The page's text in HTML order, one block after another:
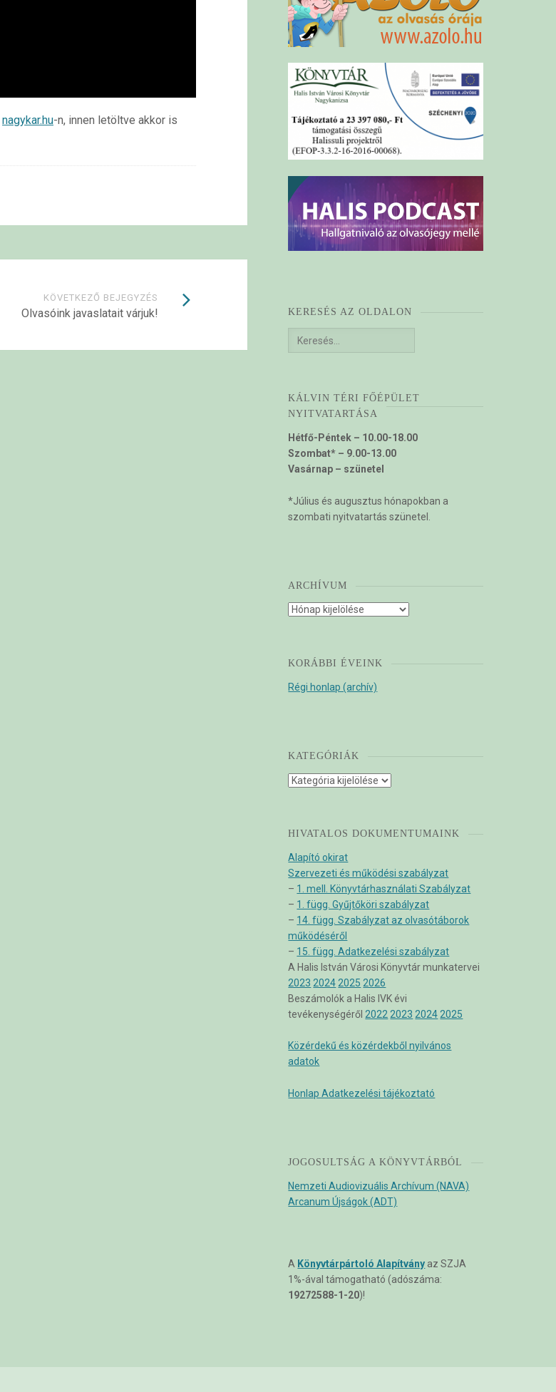
nagykar.hu-n, innen letöltve akkor is
KÖVETKEZŐ BEJEGYZÉS
Olvasóink javaslatait várjuk! KERESÉS AZ OLDALON
Keresés:
KÁLVIN TÉRI FŐÉPÜLET
NYITVATARTÁSA
Hétfő-Péntek – 10.00-18.00
Szombat* – 9.00-13.00
Vasárnap – szünetel
*Július és augusztus hónapokban a
szombati nyitvatartás szünetel.
ARCHÍVUM
Archívum
KORÁBBI ÉVEINK
Régi honlap (archív)
KATEGÓRIÁK
Kategóriák
HIVATALOS DOKUMENTUMAINK
Alapító okirat
Szervezeti és működési szabályzat
– 1. mell. Könyvtárhasználati Szabályzat
– 1. függ. Gyűjtőköri szabályzat
– 14. függ. Szabályzat az olvasótáborok
működéséről
– 15. függ. Adatkezelési szabályzat
A Halis István Városi Könyvtár munkatervei
2023 2024 2025 2026
Beszámolók a Halis IVK évi
tevékenységéről 2022 2023 2024 2025
Közérdekű és közérdekből nyilvános
adatok
Honlap Adatkezelési tájékoztató
JOGOSULTSÁG A KÖNYVTÁRBÓL
Nemzeti Audiovizuális Archívum (NAVA)
Arcanum Újságok (ADT)
A Könyvtárpártoló Alapítvány az SZJA
1%-ával támogatható (adószáma:
19272588-1-20)!